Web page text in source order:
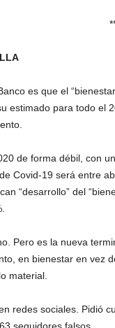
es que el
estimado para todo el
de forma débil, con
Covid-19 será entre
“desarrollo” del
Pero es la nueva
en bienestar en vez
material.
redes sociales. Pidió